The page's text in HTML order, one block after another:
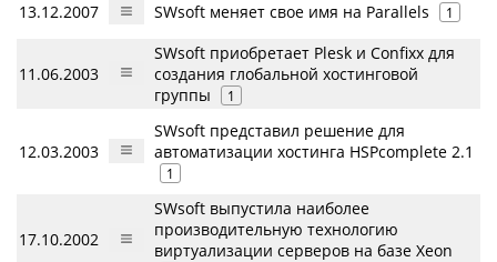
13.12.2007 SWsoft меняет свое имя на Parallels 1
11.06.2003
SWsoft приобретает Plesk и Confixx для
создания глобальной хостинговой
группы
1
12.03.2003
SWsoft представил решение для
автоматизации хостинга HSPcomplete 2.1
1
17.10.2002
SWsoft выпустила наиболее
производительную технологию
виртуализации серверов на базе Xeon